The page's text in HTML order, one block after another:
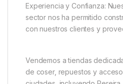
Experiencia y Confianza:
sector nos ha permitido
con nuestros clientes y
Vendemos a tiendas
de coser, repuestos y